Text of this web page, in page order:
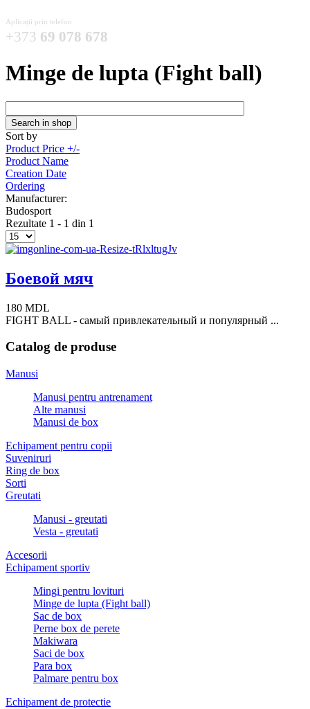
Aplicații prin telefon
+373 69 078 678
Minge de lupta (Fight ball)
Sort by
Product Price +/-
Product Name
Creation Date
Ordering
Manufacturer:
Budosport
Rezultate 1 - 1 din 1
Боевой мяч
180 MDL
FIGHT BALL - самый привлекательный и популярный ...
Catalog de produse
Manusi
Manusi pentru antrenament
Alte manusi
Manusi de box
Echipament pentru copii
Suveniruri
Ring de box
Sorti
Greutati
Manusi - greutati
Vesta - greutati
Accesorii
Echipament sportiv
Mingi pentru lovituri
Minge de lupta (Fight ball)
Sac de box
Perne box de perete
Makiwara
Saci de box
Para box
Palmare pentru box
Echipament de protectie